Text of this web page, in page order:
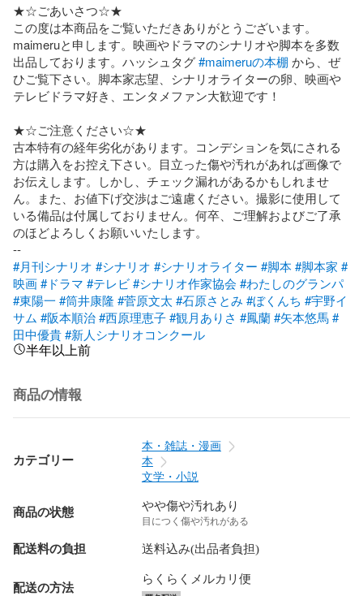
★☆ごあいさつ☆★
この度は本商品をご覧いただきありがとうございます。
maimeruと申します。映画やドラマのシナリオや脚本を多数
出品しております。ハッシュタグ #maimeruの本棚 から、ぜ
ひご覧下さい。脚本家志望、シナリオライターの卵、映画や
テレビドラマ好き、エンタメファン大歓迎です！
★☆ご注意ください☆★
古本特有の経年劣化があります。コンデションを気にされる
方は購入をお控え下さい。目立った傷や汚れがあれば画像で
お伝えします。しかし、チェック漏れがあるかもしれませ
ん。また、お値下げ交渉はご遠慮ください。撮影に使用して
いる備品は付属しておりません。何卒、ご理解およびご了承
のほどよろしくお願いいたします。
#月刊シナリオ #シナリオ #シナリオライター #脚本#脚本家 #
映画#ドラマ #テレビ#シナリオ作家協会 #わたしのグランパ
#東陽一 #筒井康隆 #菅原文太 #石原さとみ #ぼくんち #宇野イ
サム #阪本順治#西原理恵子#観月ありさ #鳳蘭#矢本悠馬#
田中優貴#新人シナリオコンクール
半年以上前
商品の情報
カテゴリー
本・雑誌・漫画
本
文学・小説
商品の状態 やや傷や汚れあり
目につく傷や汚れがある
配送料の負担 送料込み(出品者負担)
配送の方法
らくらくメルカリ便